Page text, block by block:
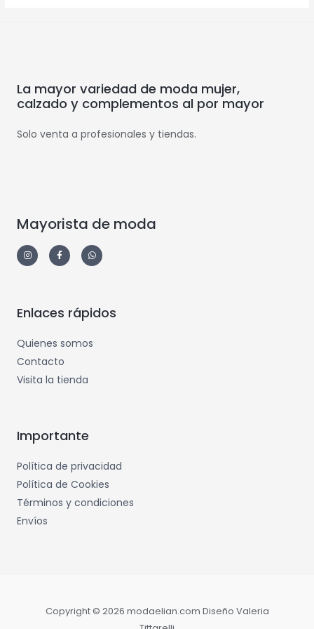
La mayor variedad de moda mujer,
calzado y complementos al por mayor
Solo venta a profesionales y tiendas.
Mayorista de moda
Enlaces rápidos
Quienes somos
Contacto
Visita la tienda
Importante
Política de privacidad
Política de Cookies
Términos y condiciones
Envíos
Copyright © 2026 modaelian.com Diseño Valeria